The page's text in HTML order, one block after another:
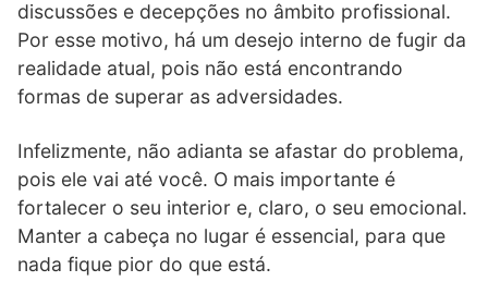
discussões e decepções no âmbito profissional.
Por esse motivo, há um desejo interno de fugir da
realidade atual, pois não está encontrando
formas de superar as adversidades.
Infelizmente, não adianta se afastar do problema,
pois ele vai até você. O mais importante é
fortalecer o seu interior e, claro, o seu emocional.
Manter a cabeça no lugar é essencial, para que
nada fique pior do que está.